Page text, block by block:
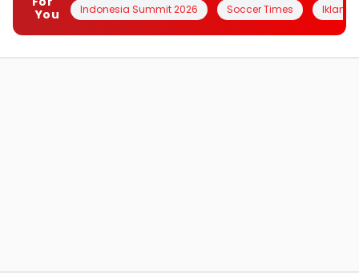
You
Indonesia Summit 2026 Soccer Times Iklanin